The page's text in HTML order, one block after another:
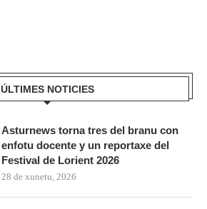
ÚLTIMES NOTICIES
Asturnews torna tres del branu con
enfotu docente y un reportaxe del
Festival de Lorient 2026
28 de xunetu, 2026